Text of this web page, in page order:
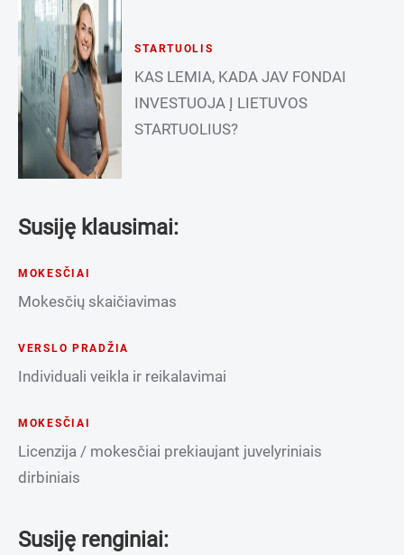
STARTUOLIS
KAS LEMIA, KADA JAV FONDAI
INVESTUOJA Į LIETUVOS
STARTUOLIUS?
Susiję klausimai:
MOKESČIAI
Mokesčių skaičiavimas
VERSLO PRADŽIA
Individuali veikla ir reikalavimai
MOKESČIAI
Licenzija / mokesčiai prekiaujant juvelyriniais
dirbiniais
Susiję renginiai: